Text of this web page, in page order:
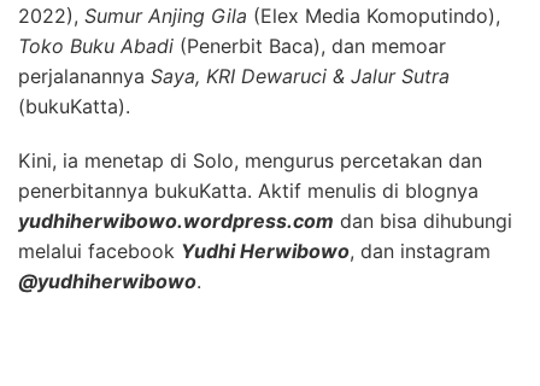
2022), Sumur Anjing Gila (Elex Media Komoputindo),
Toko Buku Abadi (Penerbit Baca), dan memoar
perjalanannya Saya, KRI Dewaruci & Jalur Sutra
(bukuKatta).
Kini, ia menetap di Solo, mengurus percetakan dan
penerbitannya bukuKatta. Aktif menulis di blognya
yudhiherwibowo.wordpress.com dan bisa dihubungi
melalui facebook Yudhi Herwibowo, dan instagram
@yudhiherwibowo.